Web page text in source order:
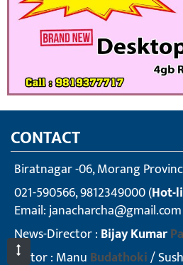
CONTACT
Biratnagar -06, Morang
021-590566, 9812349000 (Hot-
Email:janacharcha@gmail.com
News-Director : Bijay Kumar
Editor : Manu Budathoki/